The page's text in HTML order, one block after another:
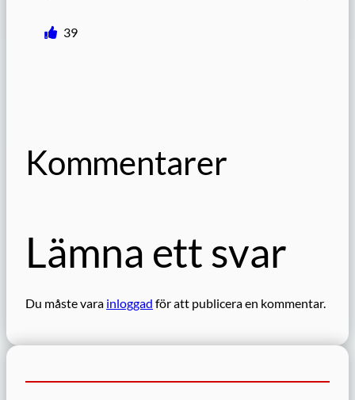
39
Kommentarer
Lämna ett svar
Du måste vara inloggad för att publicera en kommentar.